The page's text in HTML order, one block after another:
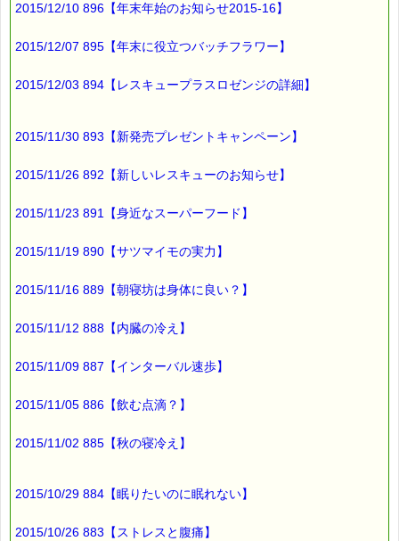
病気特有の体臭も
糖尿病になると
甘い臭い、
腐敗臭やがするんだとか・・・
昔は
患者の体臭で
嗅診（きゅうしん）という
ガンを検査する
体臭が今までとは違う
2015/12/10 896【年末年始のお知らせ2015-16】
2015/12/07 895【年末に役立つバッチフラワー】
2015/12/03 894【レスキュープラスロゼンジの詳細】
2015/11/30 893【新発売プレゼントキャンペーン】
2015/11/26 892【新しいレスキューのお知らせ】
2015/11/23 891【身近なスーパーフード】
2015/11/19 890【サツマイモの実力】
2015/11/16 889【朝寝坊は身体に良い？】
2015/11/12 888【内臓の冷え】
2015/11/09 887【インターバル速歩】
2015/11/05 886【飲む点滴？】
2015/11/02 885【秋の寝冷え】
2015/10/29 884【眠りたいのに眠れない】
2015/10/26 883【ストレスと腹痛】